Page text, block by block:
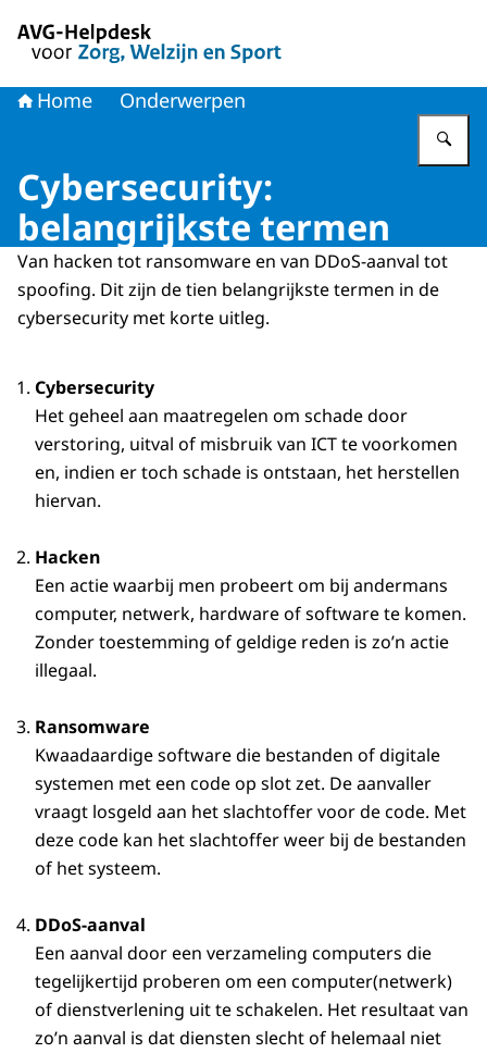
Home Onderwerpen
Cybersecurity:
belangrijkste termen
Van hacken tot ransomware en van DDoS-aanval tot
spoofing. Dit zijn de tien belangrijkste termen in de
cybersecurity met korte uitleg.
Cybersecurity
Het geheel aan maatregelen om schade door
verstoring, uitval of misbruik van ICT te voorkomen
en, indien er toch schade is ontstaan, het herstellen
hiervan.
Hacken
Een actie waarbij men probeert om bij andermans
computer, netwerk, hardware of software te komen.
Zonder toestemming of geldige reden is zo’n actie
illegaal.
Ransomware
Kwaadaardige software die bestanden of digitale
systemen met een code op slot zet. De aanvaller
vraagt losgeld aan het slachtoffer voor de code. Met
deze code kan het slachtoffer weer bij de bestanden
of het systeem.
DDoS-aanval
Een aanval door een verzameling computers die
tegelijkertijd proberen om een computer(netwerk)
of dienstverlening uit te schakelen. Het resultaat van
zo’n aanval is dat diensten slecht of helemaal niet